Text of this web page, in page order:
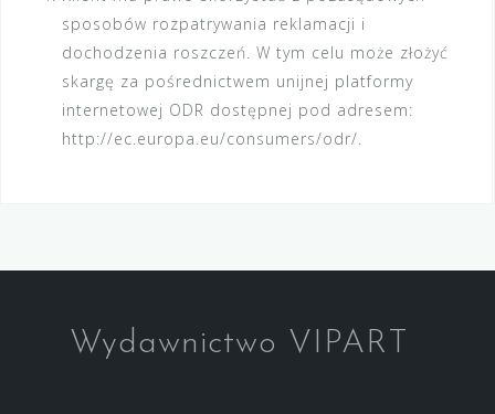
sposobów rozpatrywania reklamacji i
dochodzenia roszczeń. W tym celu może złożyć
skargę za pośrednictwem unijnej platformy
internetowej ODR dostępnej pod adresem:
http://ec.europa.eu/consumers/odr/.
Wydawnictwo VIPART